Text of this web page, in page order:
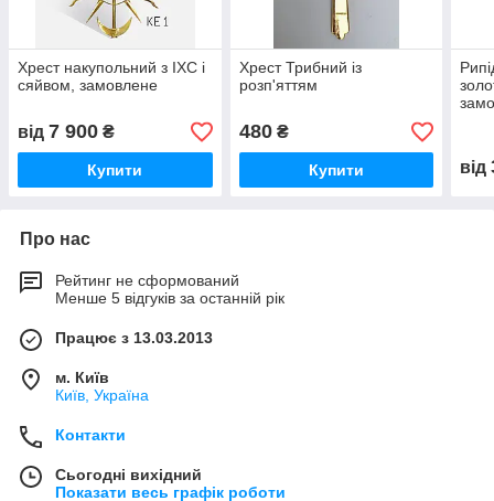
Хрест накупольний з ІХС і
сяйвом, замовлене
від 7 900 ₴
Купити
Хрест Трибний із
розп'яттям
480₴
Купити від
Про нас
Рейтинг не сформований
Менше 5 відгуків за останній рік
Працює з 13.03.2013
м. Київ
Київ, Україна
Контакти
Сьогодні вихідний
Показати весь графік роботи